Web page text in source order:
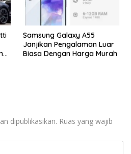
Samsung Galaxy A55
Janjikan Pengalaman Luar
Biasa Dengan Harga Murah
dipublikasikan. Ruas yang wajib